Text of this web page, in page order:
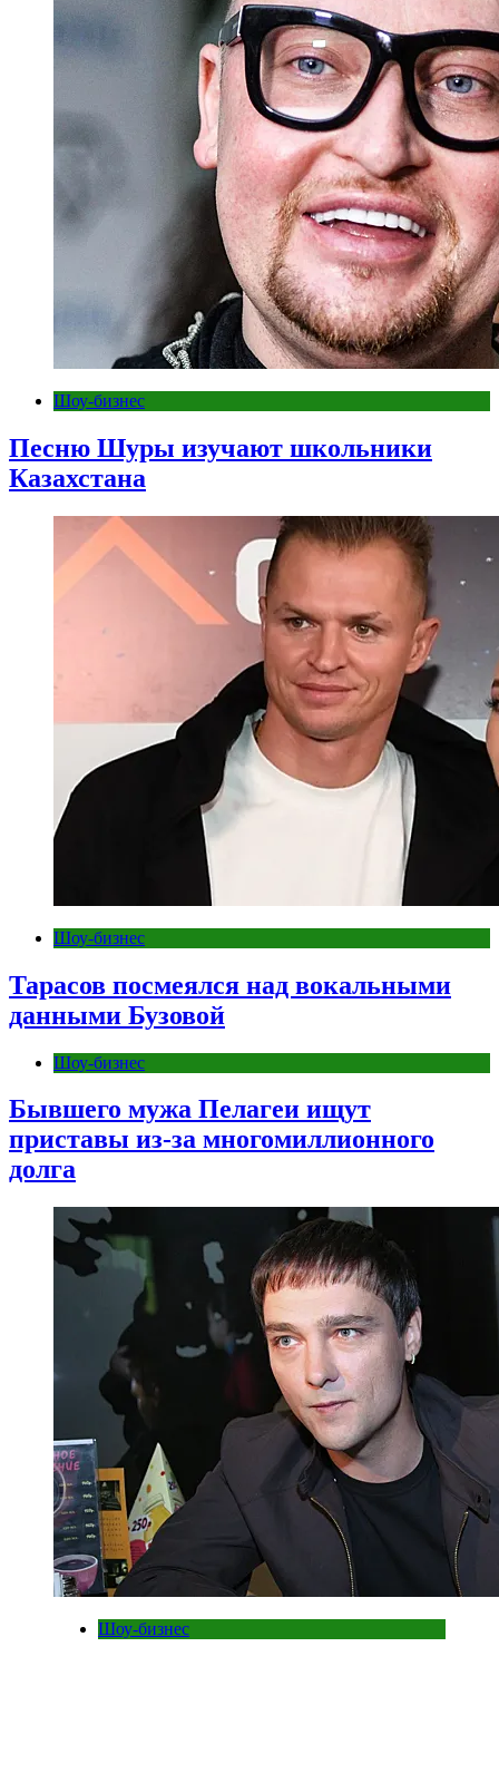
Шоу-бизнес
Песню Шуры изучают школьники
Казахстана
Шоу-бизнес
Тарасов посмеялся над вокальными
данными Бузовой
Шоу-бизнес
Бывшего мужа Пелагеи ищут
приставы из-за многомиллионного
долга
Шоу-бизнес